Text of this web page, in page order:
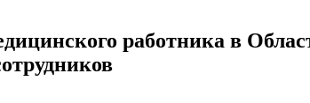
работника в